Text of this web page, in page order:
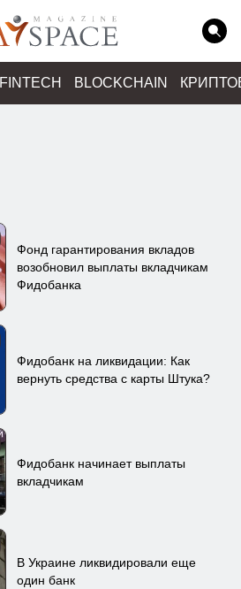
FINTECH BLOCKCHAIN
Фонд гарантирования вкладов
возобновил выплаты вкладчикам
Фидобанка
Фидобанк на ликвидации: Как
вернуть средства с карты Штука?
Фидобанк начинает выплаты
вкладчикам
В Украине ликвидировали еще
один банк